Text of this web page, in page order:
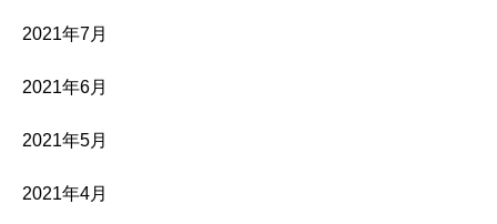
2021年7月
2021年6月
2021年5月
2021年4月